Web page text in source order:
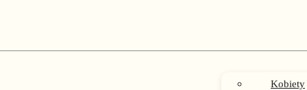
Kobiety